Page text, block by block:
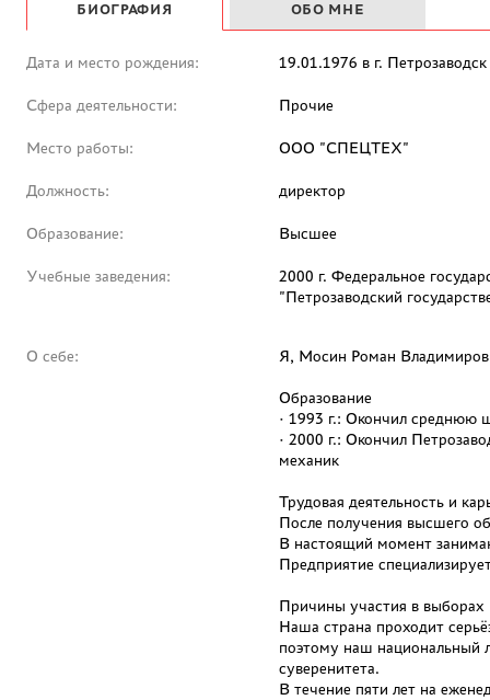
БИОГРАФИЯ ОБО МНЕ
Дата и место рождения: 19.01.1976 в г. Петрозаводск
Сфера деятельности: Прочие
Место работы: ООО "СПЕЦТЕХ"
Должность: директор
Образование: Высшее
Учебные заведения:
2000 г. Федеральное
"Петрозаводский
О себе: Я, Мосин Роман
Образование
· 1993 г.: Окончил среднюю
· 2000 г.: Окончил
механик
Трудовая деятельность и
После получения высшего
В настоящий момент
Предприятие
Причины участия в выборах
Наша страна проходит
поэтому наш национальный
суверенитета.
В течение пяти лет на